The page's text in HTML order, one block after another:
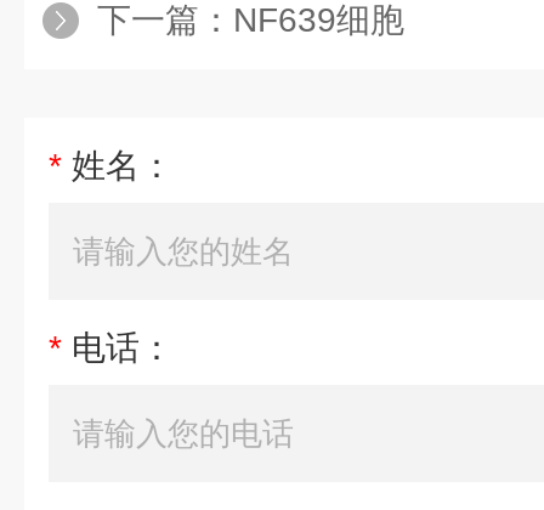
下一篇： NF639细胞
* 姓名：
* 电话：